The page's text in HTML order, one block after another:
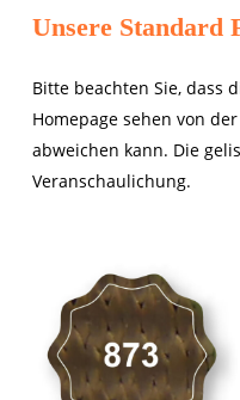
Unsere Standard
Bitte beachten Sie, dass
Homepage sehen von
abweichen kann. Die
Veranschaulichung.